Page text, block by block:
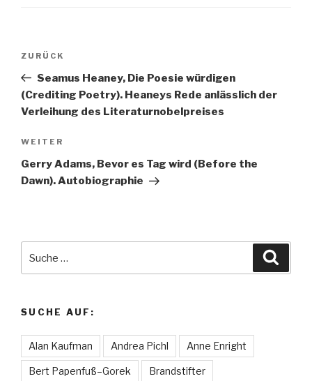
Beitragsnavigation
Vorheriger
Beitrag
ZURÜCK
Seamus Heaney, Die Poesie würdigen
(Crediting Poetry). Heaneys Rede anlässlich der
Verleihung des Literaturnobelpreises
Nächster
Beitrag
WEITER
Gerry Adams, Bevor es Tag wird (Before the
Dawn). Autobiographie
SUCHE AUF:
Alan Kaufman Andrea Pichl Anne Enright
Bert Papenfuß–Gorek Brandstifter